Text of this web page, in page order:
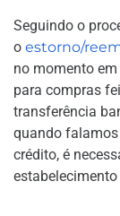
Seguindo o
o estorno/
no momento
para compras
transferência
quando
crédito, é